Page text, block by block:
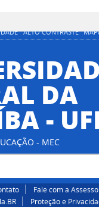
ALTO CONTRASTE
Acesso
DA
-
- MEC
Fale com a
Proteção e